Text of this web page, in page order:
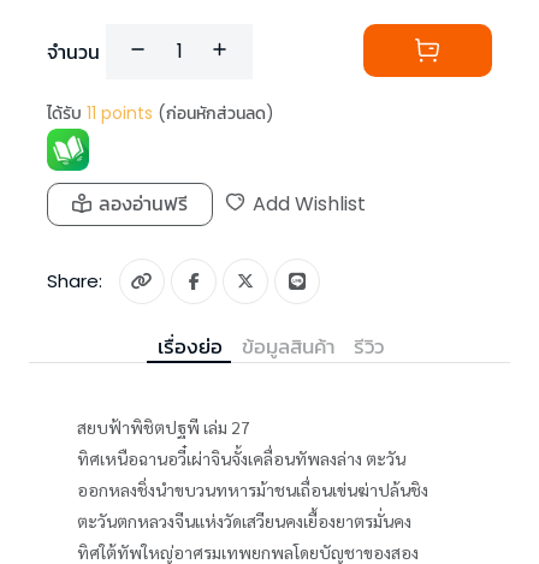
จำนวน
ได้รับ 11 points (ก่อนหักส่วนลด)
ลองอ่านฟรี Add Wishlist
Share:
เรื่องย่อ ข้อมูลสินค้า รีวิว
สยบฟ้าพิชิตปฐพี เล่ม 27
ทิศเหนือฉานอวี๋เผ่าจินจั้งเคลื่อนทัพลงล่าง ตะวัน
ออกหลงชิ่งนำขบวนทหารม้าชนเถื่อนเข่นฆ่าปล้นชิง
ตะวันตกหลวงจีนแห่งวัดเสวียนคงเยื้องยาตรมั่นคง
ทิศใต้ทัพใหญ่อาศรมเทพยกพลโดยบัญชาของสอง